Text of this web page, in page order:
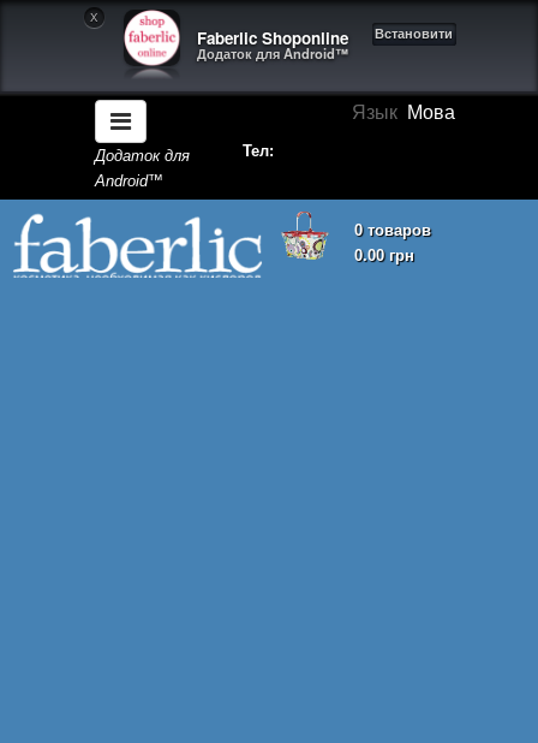
X
Faberlic Shoponline
Додаток для Android™
Встановити
Язык Мова
Додаток для
Android™
Тел:
0 товаров
0.00 грн
Кошик покупок порожній!